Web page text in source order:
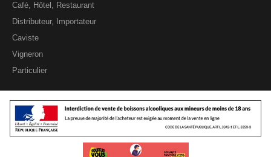
Café, Hôtel, Restaurant
Distributeur, Importateur
Caviste
Vigneron
Particulier